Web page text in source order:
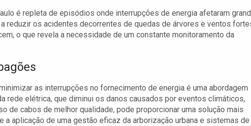
é repleta de episódios onde interrupções de energia afetaram
reduzir os acidentes decorrentes de quedas de árvores e ventos
o que revela a necessidade de um constante monitoramento da
as interrupções no fornecimento de energia é uma abordagem
rede elétrica, que diminui os danos causados por eventos climáticos,
de cabos de melhor qualidade, pode proporcionar uma solução mais
a aplicação de uma gestão eficaz da arborização urbana e sistemas de